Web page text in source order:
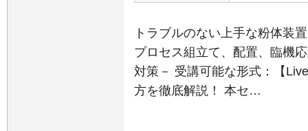
トラブルのない上手な粉体装
プロセス組立て、配置、臨機
対策－ 受講可能な形式：【
方を徹底解説！ 本セ…